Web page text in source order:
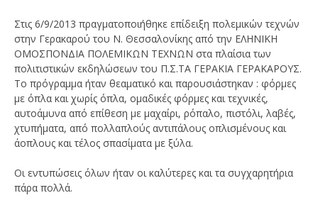
Στις 6/9/2013 πραγματοποιήθηκε επίδειξη πολεμικών τεχνών
στην Γερακαρού του Ν. Θεσσαλονίκης από την ΕΛΗΝΙΚΗ
ΟΜΟΣΠΟΝΔΙΑ ΠΟΛΕΜΙΚΩΝ ΤΕΧΝΩΝ στα πλαίσια των
πολιτιστικών εκδηλώσεων του Π.Σ.ΤΑ ΓΕΡΑΚΙΑ ΓΕΡΑΚΑΡΟΥΣ.
Το πρόγραμμα ήταν θεαματικό και παρουσιάστηκαν : φόρμες
με όπλα και χωρίς όπλα, ομαδικές φόρμες και τεχνικές,
αυτοάμυνα από επίθεση με μαχαίρι, ρόπαλο, πιστόλι, λαβές,
χτυπήματα, από πολλαπλούς αντιπάλους οπλισμένους και
άοπλους και τέλος σπασίματα με ξύλα.
Οι εντυπώσεις όλων ήταν οι καλύτερες και τα συγχαρητήρια
πάρα πολλά.